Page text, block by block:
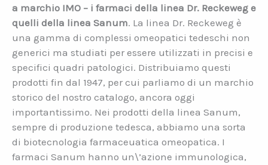
a marchio IMO – i farmaci della linea Dr. Reckeweg e
quelli della linea Sanum. La linea Dr. Reckeweg è
una gamma di complessi omeopatici tedeschi non
generici ma studiati per essere utilizzati in precisi e
specifici quadri patologici. Distribuiamo questi
prodotti fin dal 1947, per cui parliamo di un marchio
storico del nostro catalogo, ancora oggi
importantissimo. Nei prodotti della linea Sanum,
sempre di produzione tedesca, abbiamo una sorta
di biotecnologia farmaceuatica omeopatica. I
farmaci Sanum hanno un\’azione immunologica,